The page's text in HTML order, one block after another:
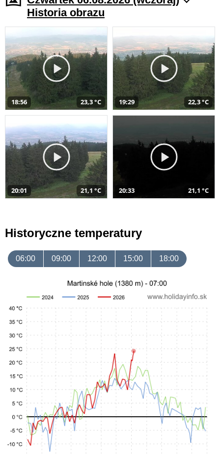
Historia obrazu
18:56 23,3 °C 19:29 22,3 °C
20:01 21,1 °C 20:33 21,1 °C
Historyczne temperatury
06:00 09:00 12:00 15:00 18:00